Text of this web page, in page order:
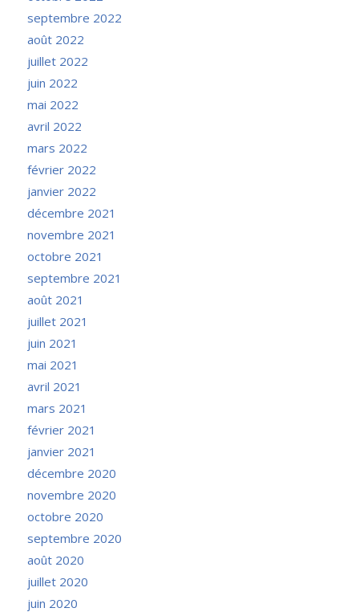
septembre 2022
août 2022
juillet 2022
juin 2022
mai 2022
avril 2022
mars 2022
février 2022
janvier 2022
décembre 2021
novembre 2021
octobre 2021
septembre 2021
août 2021
juillet 2021
juin 2021
mai 2021
avril 2021
mars 2021
février 2021
janvier 2021
décembre 2020
novembre 2020
octobre 2020
septembre 2020
août 2020
juillet 2020
juin 2020